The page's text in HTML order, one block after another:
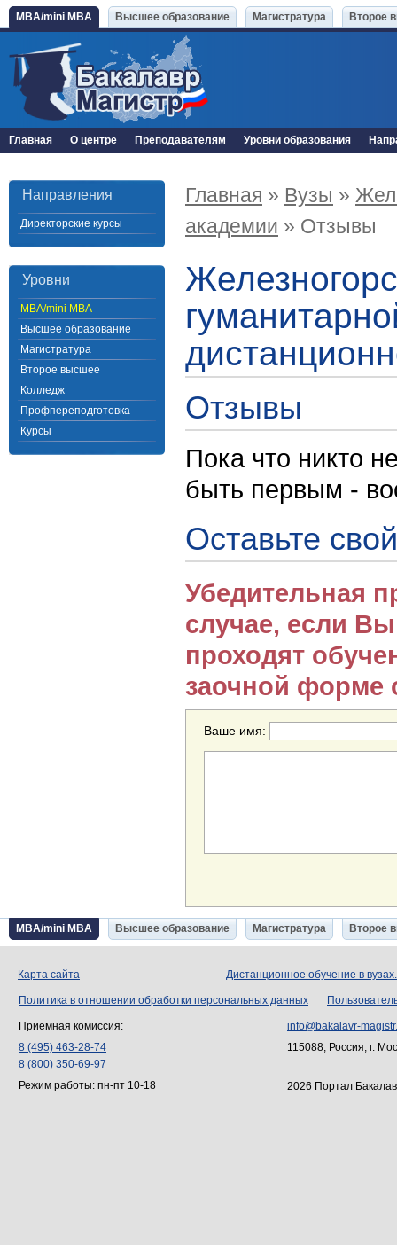
MBA/mini MBA Высшее образование Магистратура Второе
Главная О центре Преподавателям Уровни образования
Направления
Директорские курсы
Уровни
MBA/mini MBA
Высшее образование
Магистратура
Второе высшее
Колледж
Профпереподготовка
Курсы
Главная » Вузы »
академии » Отзывы
Отзывы
Пока что никто
быть первым -
Оставьте
Убедительная
случае, если
проходят
заочной форме
Ваше имя:
MBA/mini MBA Высшее образование Магистратура Второе
Карта сайта Дистанционное обучение в
Политика в отношении обработки персональных данных
Приемная комиссия:
8 (495) 463-28-74
8 (800) 350-69-97
Режим работы: пн-пт 10-18
info@bakalavr-
115088, Россия, г.
2026 Портал